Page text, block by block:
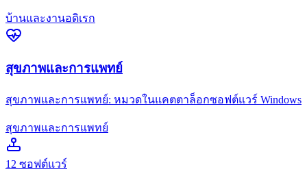
บ้านและงานอดิเรก
สุขภาพและการแพทย์
สุขภาพและการแพทย์: หมวดในแคตตาล็อกซอฟต์แวร์ Windows
สุขภาพและการแพทย์
12 ซอฟต์แวร์